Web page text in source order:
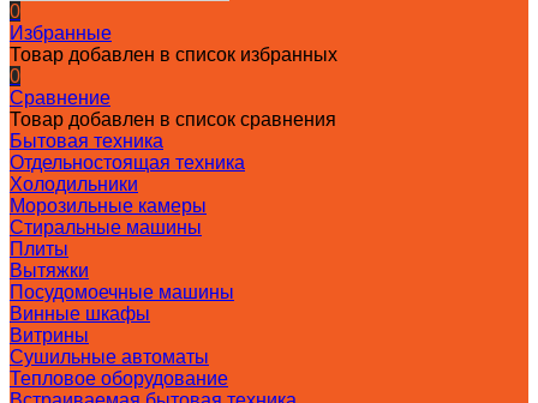
0
Избранные
Товар добавлен в список избранных
0
Сравнение
Товар добавлен в список сравнения
Бытовая техника
Отдельностоящая техника
Холодильники
Морозильные камеры
Стиральные машины
Плиты
Вытяжки
Посудомоечные машины
Винные шкафы
Витрины
Сушильные автоматы
Тепловое оборудование